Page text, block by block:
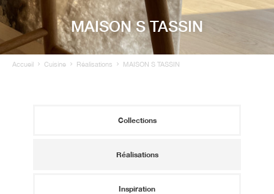
Agencement d'intérieur
Contact
MAISON S TASSIN
Accueil Cuisine Réalisations MAISON S TASSIN
Collections
Réalisations
Inspiration